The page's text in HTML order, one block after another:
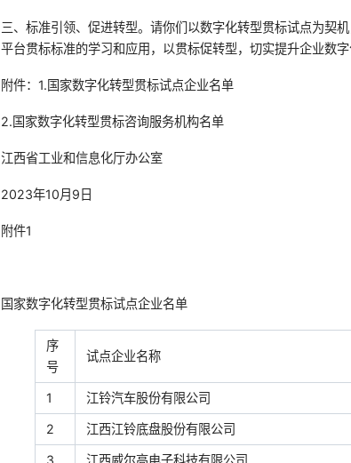
三、标准引领、促进转型。请你们以数字化转型贯标试点为契
平台贯标标准的学习和应用，以贯标促转型，切实提升企业数字
附件：1.国家数字化转型贯标试点企业名单
2.国家数字化转型贯标咨询服务机构名单
江西省工业和信息化厅办公室
2023年10月9日
附件1
国家数字化转型贯标试点企业名单
序
号
试点企业名称
1 江铃汽车股份有限公司
2 江西江铃底盘股份有限公司
3 江西威尔高电子科技有限公司